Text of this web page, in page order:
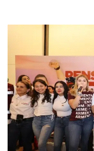
fecha
para
solicitar
la
reimpresión
de
la
credencial
del